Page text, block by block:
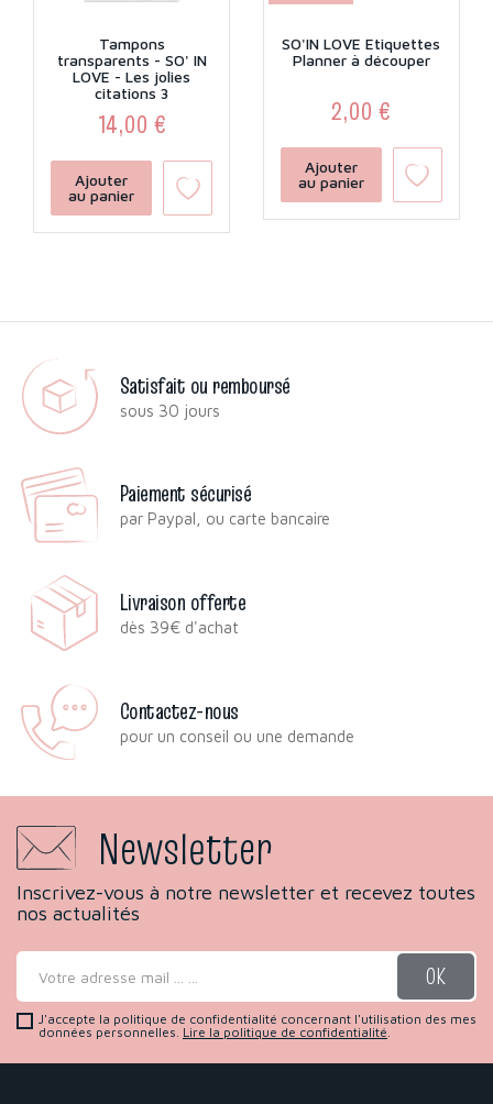
Tampons
transparents - SO' IN
LOVE - Les jolies
citations 3
Prix
14,00 €
Ajouter
au panier
SO'IN LOVE Etiquettes
Planner à découper
Prix
2,00 €
Ajouter
au panier
Satisfait ou remboursé
sous 30 jours
Paiement sécurisé
par Paypal, ou carte bancaire
Livraison offerte
dès 39€ d'achat
Contactez-nous
pour un conseil ou une demande
Newsletter
Inscrivez-vous à notre newsletter et recevez toutes
nos actualités
J'accepte la politique de confidentialité concernant l'utilisation des mes
données personnelles. Lire la politique de confidentialité.